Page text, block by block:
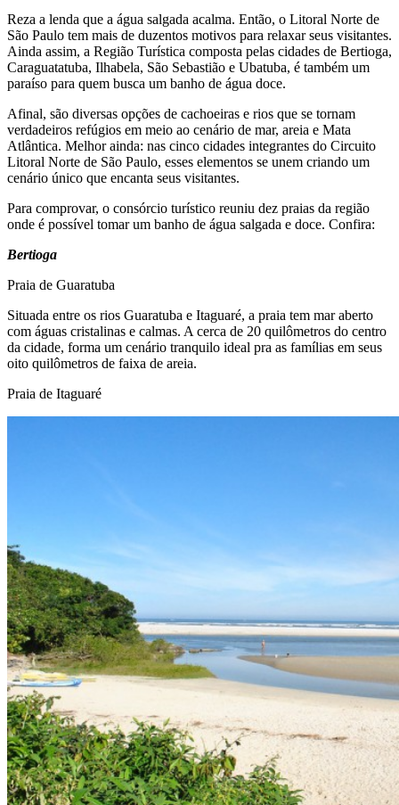
Reza a lenda que a água salgada acalma. Então, o Litoral Norte de
São Paulo tem mais de duzentos motivos para relaxar seus visitantes.
Ainda assim, a Região Turística composta pelas cidades de Bertioga,
Caraguatatuba, Ilhabela, São Sebastião e Ubatuba, é também um
paraíso para quem busca um banho de água doce.
Afinal, são diversas opções de cachoeiras e rios que se tornam
verdadeiros refúgios em meio ao cenário de mar, areia e Mata
Atlântica. Melhor ainda: nas cinco cidades integrantes do Circuito
Litoral Norte de São Paulo, esses elementos se unem criando um
cenário único que encanta seus visitantes.
Para comprovar, o consórcio turístico reuniu dez praias da região
onde é possível tomar um banho de água salgada e doce. Confira:
Bertioga
Praia de Guaratuba
Situada entre os rios Guaratuba e Itaguaré, a praia tem mar aberto
com águas cristalinas e calmas. A cerca de 20 quilômetros do centro
da cidade, forma um cenário tranquilo ideal pra as famílias em seus
oito quilômetros de faixa de areia.
Praia de Itaguaré